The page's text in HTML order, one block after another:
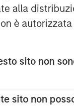
alla
è
sito non
sito non
recognize the
advantage
Management.
by combining